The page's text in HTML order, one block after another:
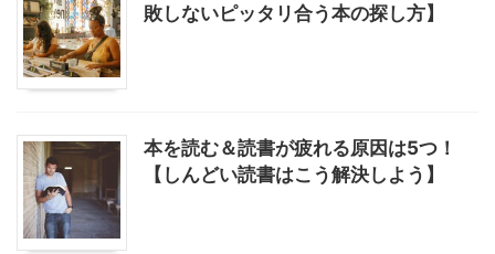
敗しないピッタリ合う本の探し方】
本を読む＆読書が疲れる原因は5つ！
【しんどい読書はこう解決しよう】